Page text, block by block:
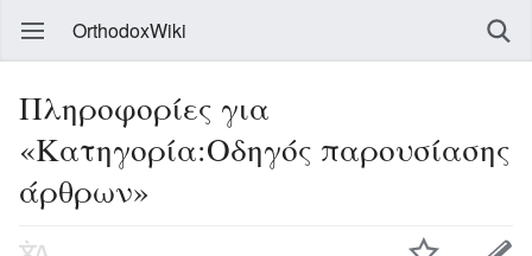
OrthodoxWiki
Πληροφορίες για
«Κατηγορία:Οδηγός παρουσίασης
άρθρων»